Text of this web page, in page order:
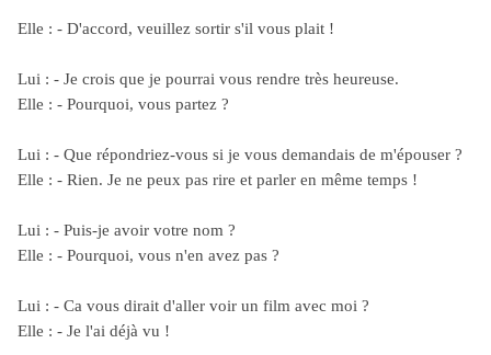
Elle : - D'accord, veuillez sortir s'il vous plait !
Lui : - Je crois que je pourrai vous rendre très heureuse.
Elle : - Pourquoi, vous partez ?
Lui : - Que répondriez-vous si je vous demandais de m'épouser ?
Elle : - Rien. Je ne peux pas rire et parler en même temps !
Lui : - Puis-je avoir votre nom ?
Elle : - Pourquoi, vous n'en avez pas ?
Lui : - Ca vous dirait d'aller voir un film avec moi ?
Elle : - Je l'ai déjà vu !